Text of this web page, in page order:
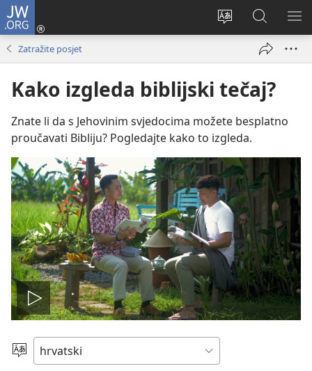
JW.ORG
Promijeni
Prijava
(otvara
JW.ORG
|
Pretraga
Zatražite posjet
Kako izgleda biblijski tečaj?
Znate li da s Jehovinim svjedocima možete besplatno
proučavati Bibliju? Pogledajte kako to izgleda.
Pokreni
video
Jezik